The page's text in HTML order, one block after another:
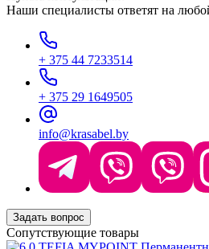
Наши специалисты ответят на
+ 375 44 7233514
+ 375 29 1649505
info@krasabel.by
Задать вопрос
Сопутствующие товары